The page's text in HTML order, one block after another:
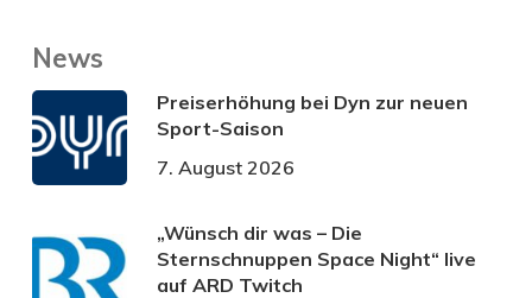
News
Preiserhöhung bei Dyn zur neuen
Sport-Saison
7. August 2026
„Wünsch dir was – Die
Sternschnuppen Space Night“ live
auf ARD Twitch